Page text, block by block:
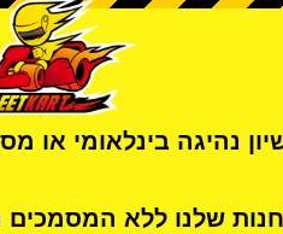
נהיגה בינלאומי
שלנו ללא המסמכים